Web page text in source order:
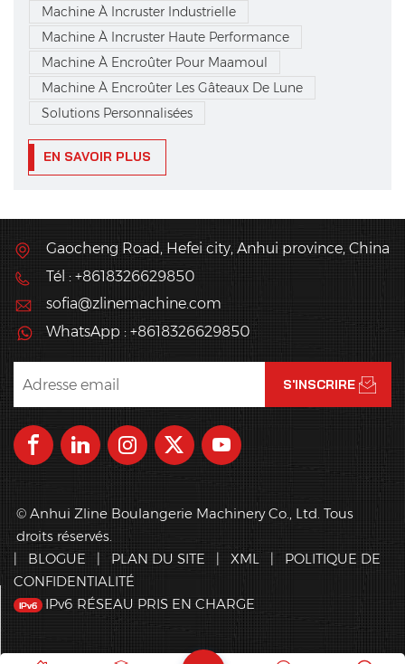
Machine À Incruster Industrielle
Machine À Incruster Haute Performance
Machine À Encroûter Pour Maamoul
Machine À Encroûter Les Gâteaux De Lune
Solutions Personnalisées
EN SAVOIR PLUS
Gaocheng Road, Hefei city, Anhui province, China
Tél : +8618326629850
sofia@zlinemachine.com
WhatsApp : +8618326629850
© Anhui Zline Boulangerie Machinery Co., Ltd. Tous
droits réservés.
BLOGUE PLAN DU SITE XML
POLITIQUE DE
CONFIDENTIALITÉ
IPv6 RÉSEAU PRIS EN CHARGE